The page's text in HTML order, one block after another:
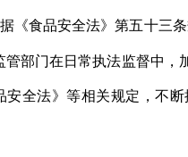
《食品安全法》第五十三
部门在日常执法监督中
全法》等相关规定，不